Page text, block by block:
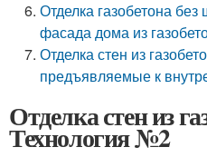
Отделка газобетона без
фасада дома из
Отделка стен из
предъявляемые к
Отделка стен из
Технология №2